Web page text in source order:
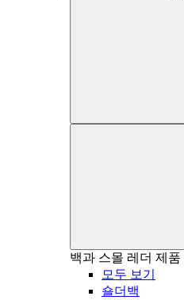
백과 스몰 레더 제품
모두 보기
숄더백